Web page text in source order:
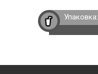
Упаковка: